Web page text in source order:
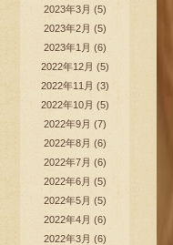
2023年3月 (5)
2023年2月 (5)
2023年1月 (6)
2022年12月 (5)
2022年11月 (3)
2022年10月 (5)
2022年9月 (7)
2022年8月 (6)
2022年7月 (6)
2022年6月 (5)
2022年5月 (5)
2022年4月 (6)
2022年3月 (6)